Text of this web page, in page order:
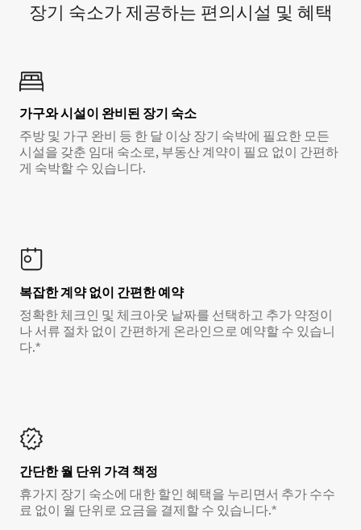
장기 숙소가 제공하는 편의시설 및 혜택
가구와 시설이 완비된 장기 숙소
주방 및 가구 완비 등 한 달 이상 장기 숙박에 필요한 모든
시설을 갖춘 임대 숙소로, 부동산 계약이 필요 없이 간편하
게 숙박할 수 있습니다.
복잡한 계약 없이 간편한 예약
정확한 체크인 및 체크아웃 날짜를 선택하고 추가 약정이
나 서류 절차 없이 간편하게 온라인으로 예약할 수 있습니
다.*
간단한 월 단위 가격 책정
휴가지 장기 숙소에 대한 할인 혜택을 누리면서 추가 수수
료 없이 월 단위로 요금을 결제할 수 있습니다.*